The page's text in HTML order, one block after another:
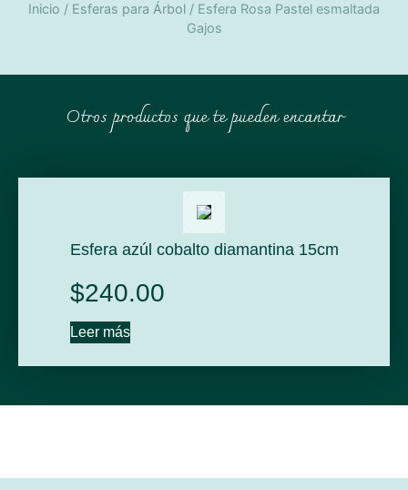
Inicio / Esferas para Árbol / Esfera Rosa Pastel esmaltada
Gajos
Otros productos que te pueden encantar
Esfera azúl cobalto diamantina 15cm
$240.00
Leer más